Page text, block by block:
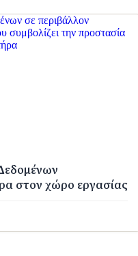
στον χώρο εργασίας